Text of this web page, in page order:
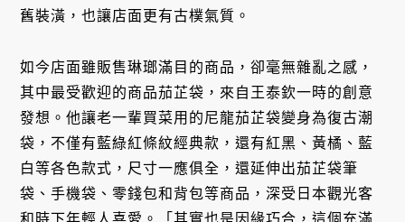
舊裝潢，也讓店面更有古樸氣質。
如今店面雖販售琳瑯滿目的商品，卻毫無雜亂之感，
其中最受歡迎的商品茄芷袋，來自王泰欽一時的創意
發想。他讓老一輩買菜用的尼龍茄芷袋變身為復古潮
袋，不僅有藍綠紅條紋經典款，還有紅黑、黃橘、藍
白等各色款式，尺寸一應俱全，還延伸出茄芷袋筆
袋、手機袋、零錢包和背包等商品，深受日本觀光客
和時下年輕人喜愛。「其實也是因緣巧合，這個充滿